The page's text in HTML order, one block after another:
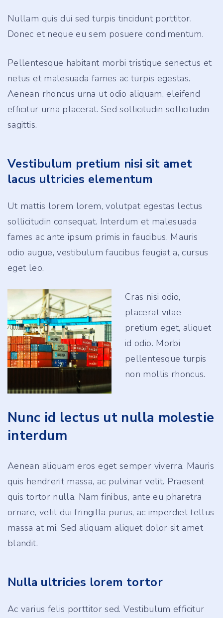
Nullam quis dui sed turpis tincidunt porttitor.
Donec et neque eu sem posuere condimentum.
Pellentesque habitant morbi tristique senectus et
netus et malesuada fames ac turpis egestas.
Aenean rhoncus urna ut odio aliquam, eleifend
efficitur urna placerat. Sed sollicitudin sollicitudin
sagittis.
Vestibulum pretium nisi sit amet
lacus ultricies elementum
Ut mattis lorem lorem, volutpat egestas lectus
sollicitudin consequat. Interdum et malesuada
fames ac ante ipsum primis in faucibus. Mauris
odio augue, vestibulum faucibus feugiat a, cursus
eget leo.
Cras nisi odio,
placerat vitae
pretium eget, aliquet
id odio. Morbi
pellentesque turpis
non mollis rhoncus.
Nunc id lectus ut nulla molestie
interdum
Aenean aliquam eros eget semper viverra. Mauris
quis hendrerit massa, ac pulvinar velit. Praesent
quis tortor nulla. Nam finibus, ante eu pharetra
ornare, velit dui fringilla purus, ac imperdiet tellus
massa at mi. Sed aliquam aliquet dolor sit amet
blandit.
Nulla ultricies lorem tortor
Ac varius felis porttitor sed. Vestibulum efficitur